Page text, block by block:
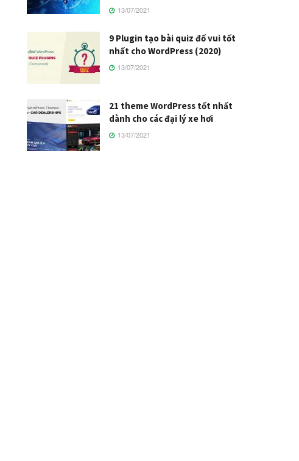
13/07/2021
9 Plugin tạo bài quiz đố vui tốt
nhất cho WordPress (2020)
13/07/2021
21 theme WordPress tốt nhất
dành cho các đại lý xe hơi
13/07/2021